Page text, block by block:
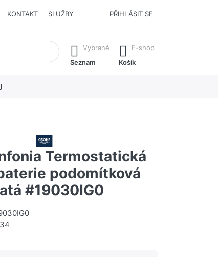
KONTAKT SLUŽBY PŘIHLÁSIT SE
klávesy Enter vyvoláte všechny výsledky.
Vybrané
Seznam
E-shop
Košík
Termostatická
podomítková
#19030IG0